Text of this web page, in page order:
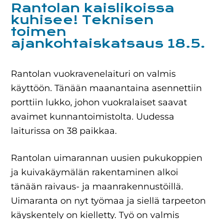
Rantolan kaislikoissa
kuhisee! Teknisen
toimen
ajankohtaiskatsaus 18.5.
Rantolan vuokravenelaituri on valmis
käyttöön. Tänään maanantaina asennettiin
porttiin lukko, johon vuokralaiset saavat
avaimet kunnantoimistolta. Uudessa
laiturissa on 38 paikkaa.
Rantolan uimarannan uusien pukukoppien
ja kuivakäymälän rakentaminen alkoi
tänään raivaus- ja maanrakennustöillä.
Uimaranta on nyt työmaa ja siellä tarpeeton
käyskentely on kielletty. Työ on valmis